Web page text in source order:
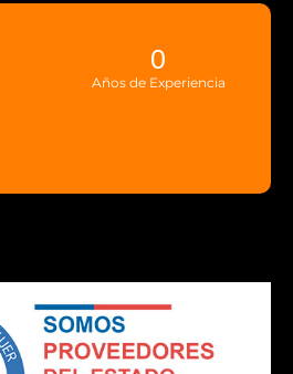
Años de Experiencia
0